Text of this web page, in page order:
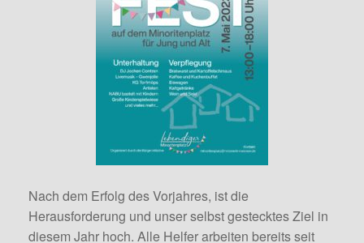
Nach dem Erfolg des Vorjahres, ist die
Herausforderung und unser selbst gestecktes Ziel in
diesem Jahr hoch. Alle Helfer arbeiten bereits seit